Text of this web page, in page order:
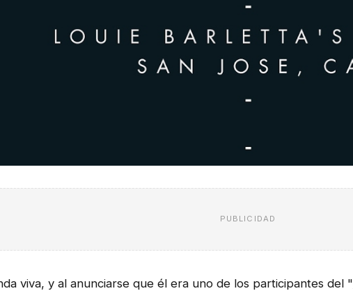
PUBLICIDAD
viva, y al anunciarse que él era uno de los participantes del "